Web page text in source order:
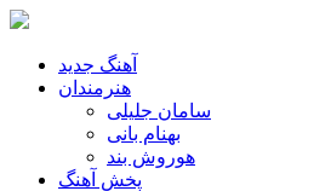
آهنگ جدید
هنرمندان
سامان جلیلی
بهنام بانی
هوروش بند
پخش آهنگ